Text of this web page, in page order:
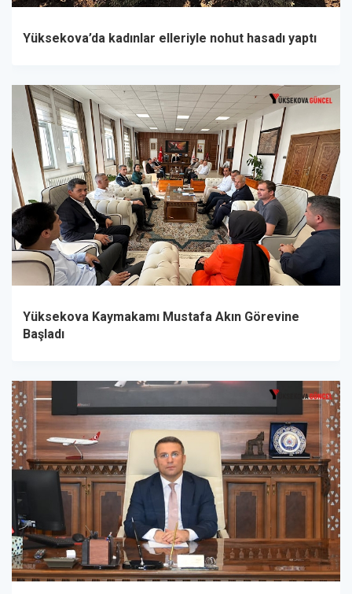
Yüksekova’da kadınlar elleriyle nohut hasadı yaptı
Yüksekova Kaymakamı Mustafa Akın Görevine
Başladı